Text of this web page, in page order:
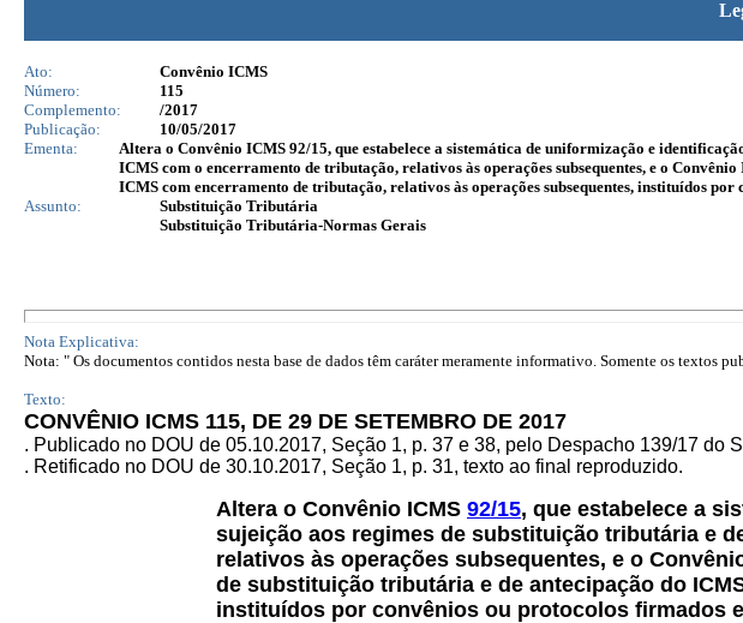
Ato:
Convênio ICMS
Número:
115
Complemento:
/2017
Publicação:
10/05/2017
Ementa:
Altera o Convênio ICMS 92/15, que estabelece a sistemática de uniformização e
ICMS com o encerramento de tributação, relativos às operações subsequentes, e o
ICMS com encerramento de tributação, relativos às operações subsequentes, instituídos
Assunto:
Substituição Tributária
Substituição Tributária-Normas Gerais
Nota Explicativa:
Nota: " Os documentos contidos nesta base de dados têm caráter meramente informativo. Somente os textos
Texto:
CONVÊNIO ICMS 115, DE 29 DE SETEMBRO DE 2017
. Publicado no DOU de 05.10.2017, Seção 1, p. 37 e 38, pelo Despacho 139/17 do
. Retificado no DOU de 30.10.2017, Seção 1, p. 31, texto ao final reproduzido.
Altera o Convênio ICMS 92/15, que estabelece a
sujeição aos regimes de substituição tributária e
relativos às operações subsequentes, e o
de substituição tributária e de antecipação do
instituídos por convênios ou protocolos firmados